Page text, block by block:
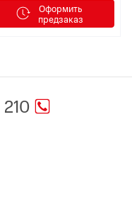
Оформить
предзаказ
210